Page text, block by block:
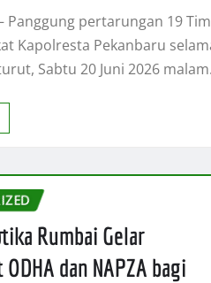
Panggung pertarungan 19 Tim
Kapolresta Pekanbaru
Sabtu 20 Juni 2026
Rumbai Gelar
dan NAPZA bagi